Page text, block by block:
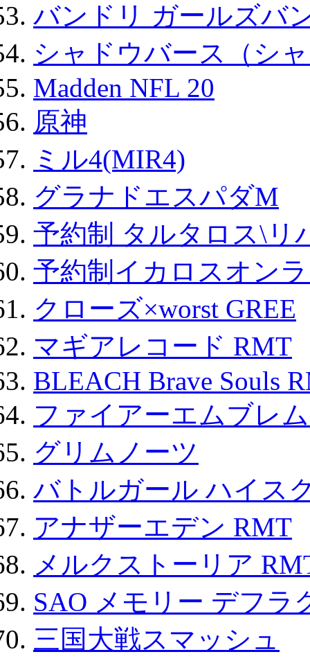
バンドリ ガールズバ
シャドウバース（シ
Madden NFL 20
原神
ミル4(MIR4)
グラナドエスパダM
予約制 タルタロス\リ
予約制イカロスオン
クローズ×worst GREE
マギアレコード RMT
BLEACH Brave Souls
ファイアーエムブレ
グリムノーツ
バトルガール ハイス
アナザーエデン RMT
メルクストーリア
SAO メモリー デフラ
三国大戦スマッシュ